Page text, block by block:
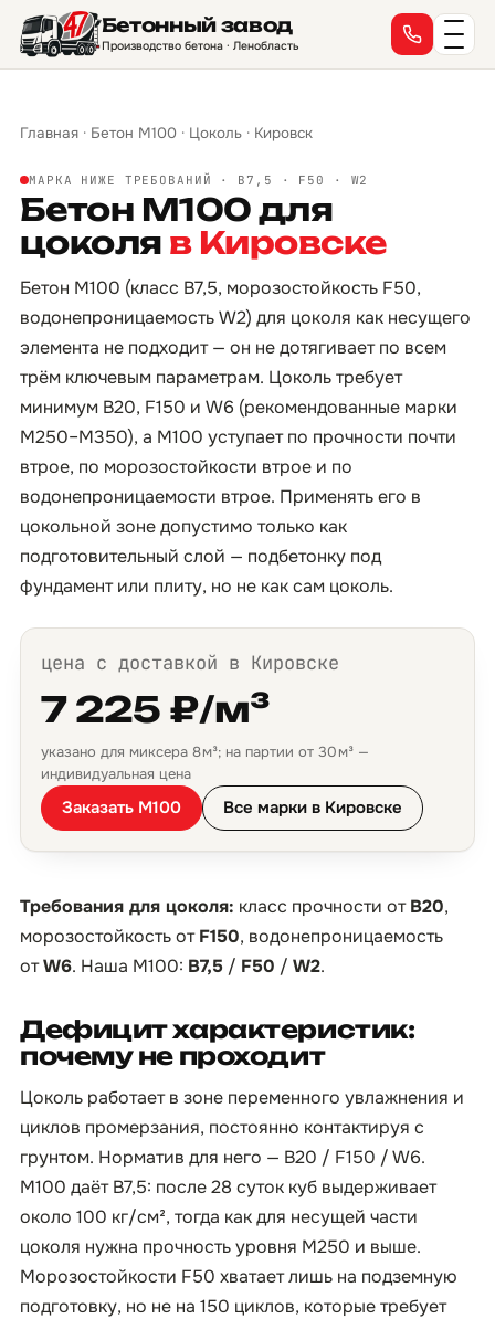
Бетонный завод
Производство бетона · Ленобласть
Главная · Бетон М100 · Цоколь · Кировск
МАРКА НИЖЕ ТРЕБОВАНИЙ · B7,5 · F50 · W2
Бетон М100 для
цоколя в Кировске
Бетон М100 (класс B7,5, морозостойкость F50,
водонепроницаемость W2) для цоколя как несущего
элемента не подходит — он не дотягивает по всем
трём ключевым параметрам. Цоколь требует
минимум B20, F150 и W6 (рекомендованные марки
М250–М350), а М100 уступает по прочности почти
втрое, по морозостойкости втрое и по
водонепроницаемости втрое. Применять его в
цокольной зоне допустимо только как
подготовительный слой — подбетонку под
фундамент или плиту, но не как сам цоколь.
цена с доставкой в Кировске
7 225 ₽/м³
указано для миксера 8 м³; на партии от 30 м³ —
индивидуальная цена
Заказать М100 Все марки в Кировске
Требования для цоколя: класс прочности отB20,
морозостойкость отF150, водонепроницаемость
отW6. Наша М100: B7,5 / F50 / W2.
Дефицит характеристик:
почему не проходит
Цоколь работает в зоне переменного увлажнения и
циклов промерзания, постоянно контактируя с
грунтом. Норматив для него — B20 / F150 / W6.
М100 даёт B7,5: после 28 суток куб выдерживает
около 100 кг/см², тогда как для несущей части
цоколя нужна прочность уровня М250 и выше.
Морозостойкости F50 хватает лишь на подземную
подготовку, но не на 150 циклов, которые требует